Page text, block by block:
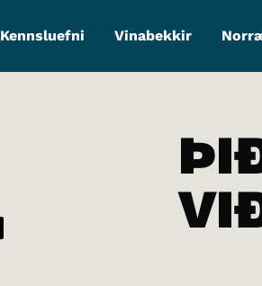
Kennsluefni Vinabekkir